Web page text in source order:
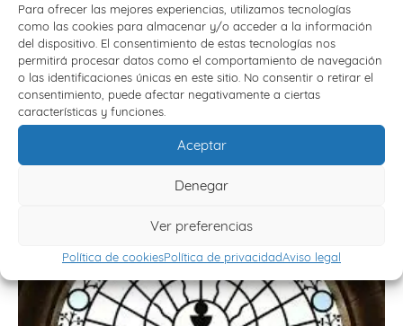
Para ofrecer las mejores experiencias, utilizamos tecnologías
como las cookies para almacenar y/o acceder a la información
del dispositivo. El consentimiento de estas tecnologías nos
permitirá procesar datos como el comportamiento de navegación
o las identificaciones únicas en este sitio. No consentir o retirar el
consentimiento, puede afectar negativamente a ciertas
características y funciones.
Aceptar
Denegar
Ver preferencias
Política de cookiesPolítica de privacidadAviso legal
SANTUARIOS MARIANOS Y OTROS LUGARES DE
PEREGRINACIÓN
TIERRA SANTA